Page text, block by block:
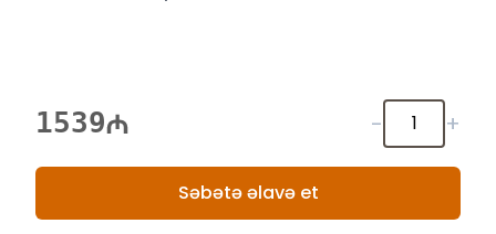
1539 - +
Səbətə əlavə et